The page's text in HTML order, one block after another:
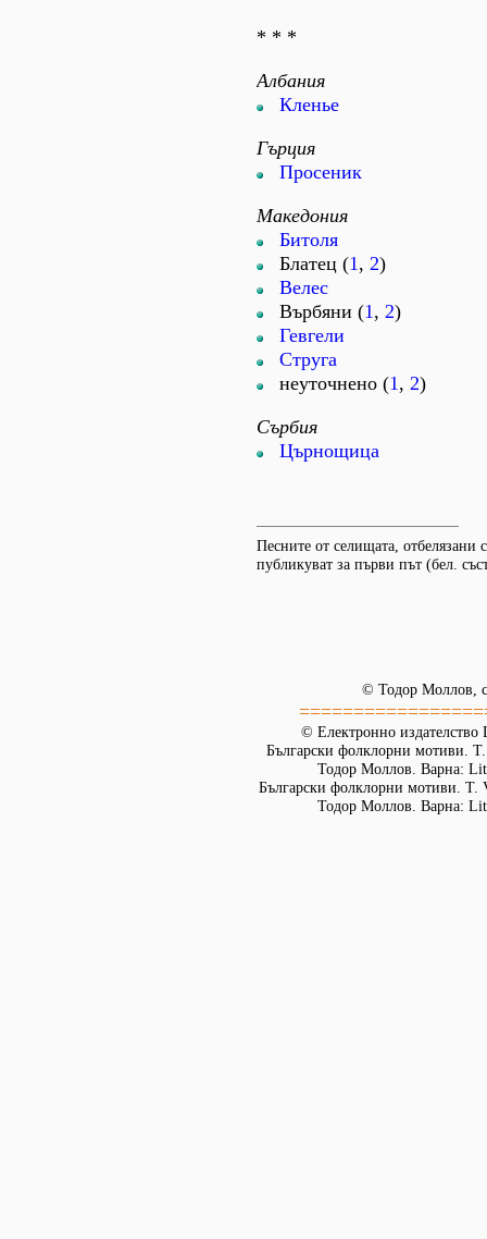
* * *
Албания
Кленье
Гърция
Просеник
Македония
Битоля
Блатец (1, 2)
Велес
Върбяни (1, 2)
Гевгели
Струга
неуточнено (1, 2)
Сърбия
Църнощица
Песните от селищата, отбелязани
публикуват за първи път (бел.
© Тодор Моллов,
© Електронно издателство
Български фолклорни мотиви.
Тодор Моллов. Варна:
Български фолклорни мотиви.
Тодор Моллов. Варна: